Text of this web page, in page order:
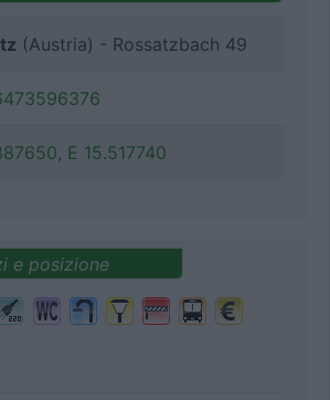
(Austria) - Rossatzbach 49
E 15.517740
e posizione